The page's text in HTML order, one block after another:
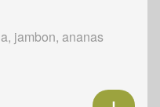
jambon, ananas